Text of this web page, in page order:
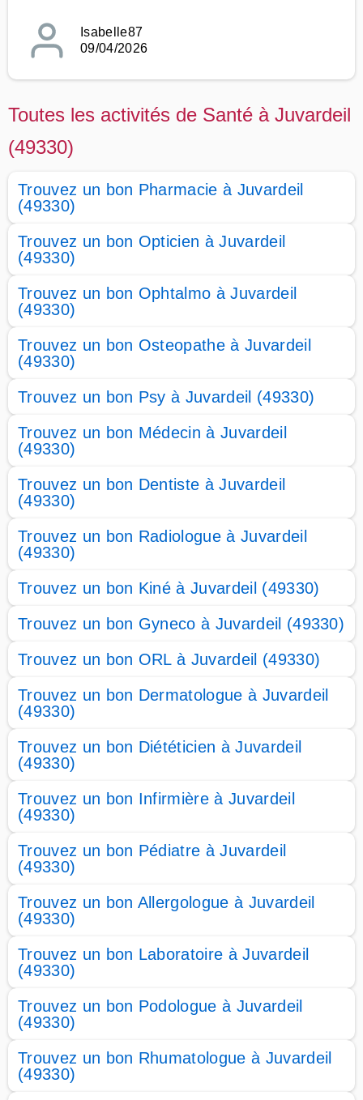
Isabelle87
09/04/2026
Toutes les activités de Santé à Juvardeil
(49330)
Trouvez un bon Pharmacie à Juvardeil
(49330)
Trouvez un bon Opticien à Juvardeil
(49330)
Trouvez un bon Ophtalmo à Juvardeil
(49330)
Trouvez un bon Osteopathe à Juvardeil
(49330)
Trouvez un bon Psy à Juvardeil (49330)
Trouvez un bon Médecin à Juvardeil
(49330)
Trouvez un bon Dentiste à Juvardeil
(49330)
Trouvez un bon Radiologue à Juvardeil
(49330)
Trouvez un bon Kiné à Juvardeil (49330)
Trouvez un bon Gyneco à Juvardeil (49330)
Trouvez un bon ORL à Juvardeil (49330)
Trouvez un bon Dermatologue à Juvardeil
(49330)
Trouvez un bon Diététicien à Juvardeil
(49330)
Trouvez un bon Infirmière à Juvardeil
(49330)
Trouvez un bon Pédiatre à Juvardeil
(49330)
Trouvez un bon Allergologue à Juvardeil
(49330)
Trouvez un bon Laboratoire à Juvardeil
(49330)
Trouvez un bon Podologue à Juvardeil
(49330)
Trouvez un bon Rhumatologue à Juvardeil
(49330)